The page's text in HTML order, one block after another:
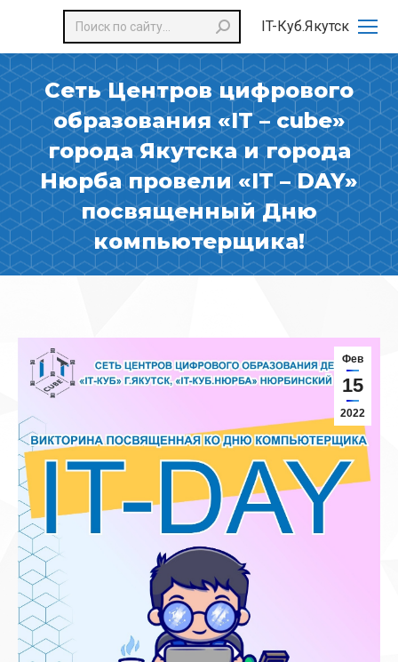
IT-Куб.Якутск
Поиск:
Сеть Центров цифрового
образования «IT – cube»
города Якутска и города
Нюрба провели «IT – DAY»
посвященный Дню
компьютерщика!
Фев
15
2022